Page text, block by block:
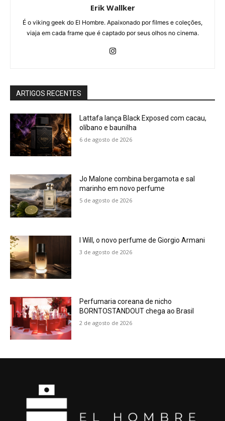
Erik Wallker
É o viking geek do El Hombre. Apaixonado por filmes e coleções,
viaja em cada frame que é captado por seus olhos no cinema.
ARTIGOS RECENTES
Lattafa lança Black Exposed com cacau,
olíbano e baunilha
6 de agosto de 2026
Jo Malone combina bergamota e sal
marinho em novo perfume
5 de agosto de 2026
I Will, o novo perfume de Giorgio Armani
3 de agosto de 2026
Perfumaria coreana de nicho
BORNTOSTANDOUT chega ao Brasil
2 de agosto de 2026